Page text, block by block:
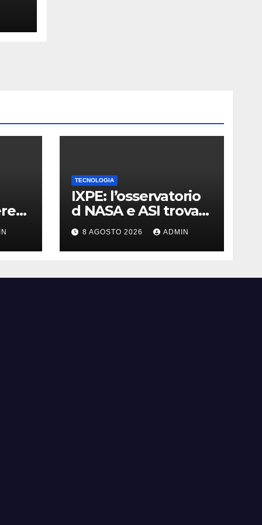
e
TECNOLOGIA
IXPE: l’osservatorio
d NASA e ASI trova
le tracce di una
teoria formulata 90
anni fa
8 AGOSTO 2026 ADMIN